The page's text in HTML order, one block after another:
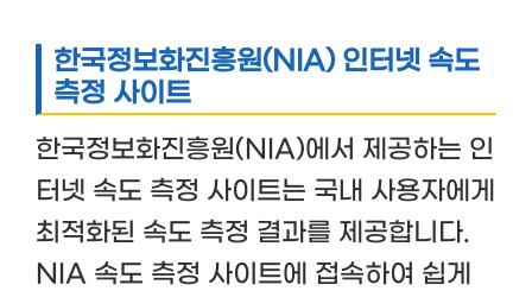
한국정보화진흥원(NIA) 인터넷 속도
측정 사이트
한국정보화진흥원(NIA)에서 제공하는 인
터넷 속도 측정 사이트는 국내 사용자에게
최적화된 속도 측정 결과를 제공합니다.
NIA 속도 측정 사이트에 접속하여 쉽게